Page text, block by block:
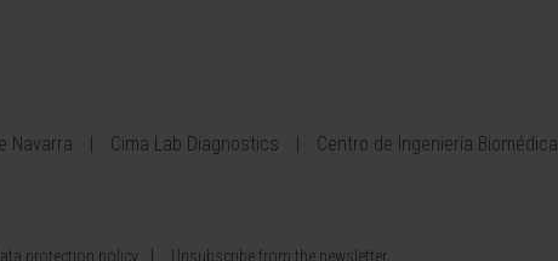
Navarra Cima Lab Diagnostics Centro de Ingeniería Biomédica
protection policy Unsubscribe from the newsletter